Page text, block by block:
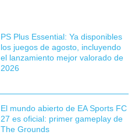
PS Plus Essential: Ya disponibles
los juegos de agosto, incluyendo
el lanzamiento mejor valorado de
2026
El mundo abierto de EA Sports FC
27 es oficial: primer gameplay de
The Grounds